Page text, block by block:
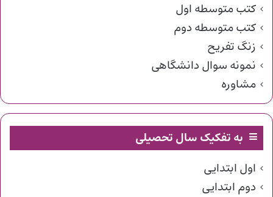
کتب متوسطه اول
کتب متوسطه دوم
زنگ تفریح
نمونه سوال دانشگاهی
مشاوره
به تفکیک سال تحصیلی
اول ابتدایی
دوم ابتدایی